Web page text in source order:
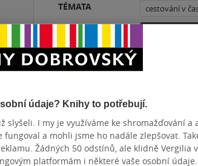
TÉMATA
cestování v
vazba
POČET STRAN
údaje? Knihy to potřebují.
slyšeli. I my je využíváme ke shromažďování a
a mohli jsme ho nadále zlepšovat.
Žádných 50 odstínů, ale klidně Vergilia
platformám i některé vaše osobní údaje.